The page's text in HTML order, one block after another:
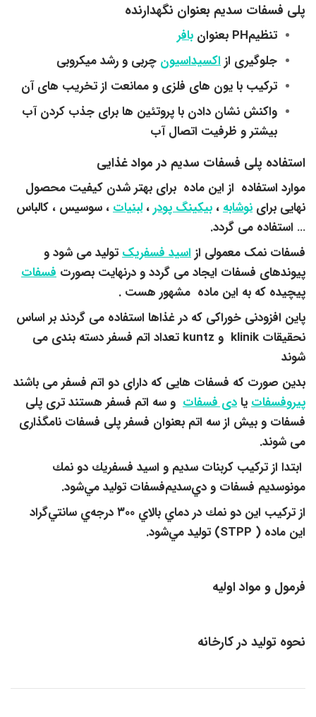
پلی فسفات سدیم بعنوان نگهدارنده
تنظیمPH بعنوان
بافر
جلوگیری ازاکسیداسیون چربی و رشد میکروبی
ترکیب با یون های فلزی و ممانعت از تخریب های آن
واکنش نشان دادن با پروتئین ها برای جذب کردن آب
بیشتر و ظرفیت اتصال آب
استفاده پلی فسفات سدیم در مواد غذایی
موارد استفاده از این ماده برای بهتر شدن کیفیت محصول
نهایی برای نوشابه، بیکینگ پودر، لبنیات، سوسیس ، کالباس
… استفاده می گردد.
فسفات نمک معمولی ازاسید فسفریکتولید می شود و
پیوندهای فسفات ایجاد می گردد و درنهایت بصورت فسفات
پیچیده که به این ماده مشهور هست .
پاین افزودنی خوراکی که در غذاها استفاده می گردند بر اساس
نحقیقات klinik و kuntz تعداد اتم فسفر دسته بندی می
شوند
بدین صورت که فسفات هایی که دارای دو اتم فسفر می باشند
پیروفسفاتیادی فسفات و سه اتم فسفر هستند تری پلی
فسفات و بیش از سه اتم بعنوان فسفر پلی فسفات نامگذاری
می شوند.
ابتدا از تركيب كربنات سديم و اسيد فسفريك دو نمك
مونوسديم فسفات و دي‌سديم‌فسفات توليد مي‌شود.
از تركيب اين دو نمك در دماي بالاي ۳۰۰ درجه‌ي سانتي‌گراد
این ماده ( STPP) توليد مي‌شود.
فرمول و مواد اولیه
نحوه تولید در کارخانه